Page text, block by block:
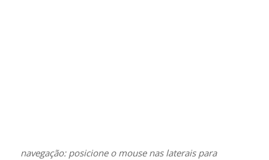
navegação: posicione o mouse nas laterais para